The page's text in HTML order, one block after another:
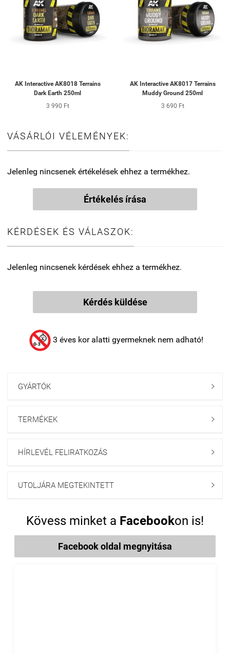
AK Interactive AK8018 Terrains
Dark Earth 250ml
3 990 Ft
AK Interactive AK8017 Terrains
Muddy Ground 250ml
3 690 Ft
VÁSÁRLÓI VÉLEMÉNYEK:
Jelenleg nincsenek értékelések ehhez a termékhez.
Értékelés írása
KÉRDÉSEK ÉS VÁLASZOK:
Jelenleg nincsenek kérdések ehhez a termékhez.
Kérdés küldése
3 éves kor alatti gyermeknek nem adható!
GYÁRTÓK 
TERMÉKEK 
HÍRLEVÉL FELIRATKOZÁS 
UTOLJÁRA MEGTEKINTETT 
Kövess minket a Facebookon is!
Facebook oldal megnyitása